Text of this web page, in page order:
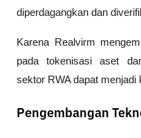
diperdagangkan dan
Karena Realvirm
pada tokenisasi aset
sektor RWA dapat
Pengembangan